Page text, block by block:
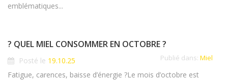
emblématiques...
? QUEL MIEL CONSOMMER EN OCTOBRE ?
Publié dans: Miel
Posté le 19.10.25
Fatigue, carences, baisse d’énergie ?Le mois d’octobre est